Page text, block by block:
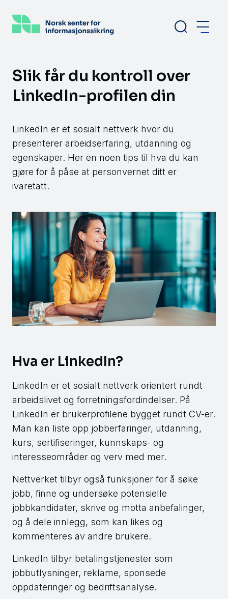
hovedinnhold
Slik får du kontroll over
LinkedIn-profilen din
LinkedIn er et sosialt nettverk hvor du
presenterer arbeidserfaring, utdanning og
egenskaper. Her en noen tips til hva du kan
gjøre for å påse at personvernet ditt er
ivaretatt.
Hva er LinkedIn?
LinkedIn er et sosialt nettverk orientert rundt
arbeidslivet og forretningsfordindelser. På
LinkedIn er brukerprofilene bygget rundt CV-er.
Man kan liste opp jobberfaringer, utdanning,
kurs, sertifiseringer, kunnskaps- og
interesseområder og verv med mer.
Nettverket tilbyr også funksjoner for å søke
jobb, finne og undersøke potensielle
jobbkandidater, skrive og motta anbefalinger,
og å dele innlegg, som kan likes og
kommenteres av andre brukere.
LinkedIn tilbyr betalingstjenester som
jobbutlysninger, reklame, sponsede
oppdateringer og bedriftsanalyse.